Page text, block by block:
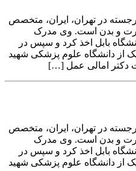
در تهران، ایران، متخصص
و بدن است. وی مدرک
را در سال 1377 از دانشگاه بابل اخذ کرد و سپس در
از دانشگاه علوم پزشکی شهید
دکتر امالی عمل […]
در تهران، ایران، متخصص
و بدن است. وی مدرک
را در سال 1377 از دانشگاه بابل اخذ کرد و سپس در
از دانشگاه علوم پزشکی شهید